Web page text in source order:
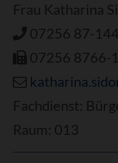
Frau Katharina
07256 87-144
07256 8766-
Fachdienst:
Raum: 013